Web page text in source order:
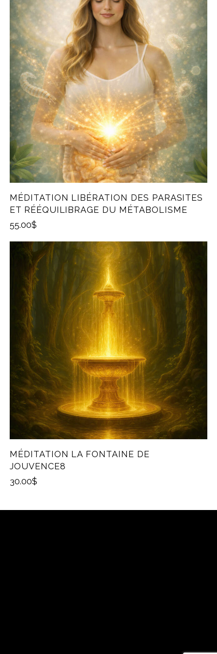
MÉDITATION LIBÉRATION DES PARASITES
ET RÉÉQUILIBRAGE DU MÉTABOLISME
55.00$
MÉDITATION LA FONTAINE DE
JOUVENCE8
30.00$